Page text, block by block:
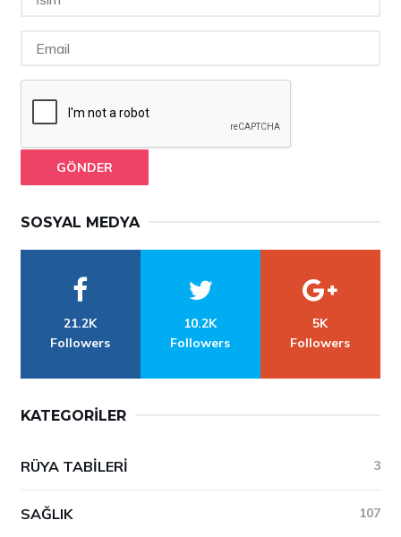
GÖNDER
SOSYAL MEDYA
21.2K
Followers
10.2K
Followers
5K
Followers
KATEGORILER
RÜYA TABILERI 3
SAĞLIK 107